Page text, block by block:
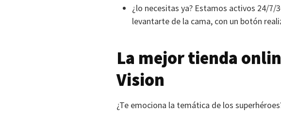
¿lo necesitas ya? Estamos activos 24/
levantarte de la cama, con un botón
La mejor tienda
Vision
¿Te emociona la temática de los